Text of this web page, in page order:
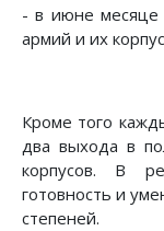
- в июне месяце
армий и их
Кроме того
два выхода в
корпусов. В
готовность и
степеней.